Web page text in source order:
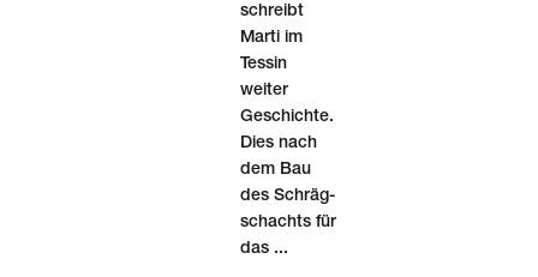
schreibt
Marti im
Tessin
weiter
Geschichte.
Dies nach
dem Bau
des Schräg­
schachts für
das ...